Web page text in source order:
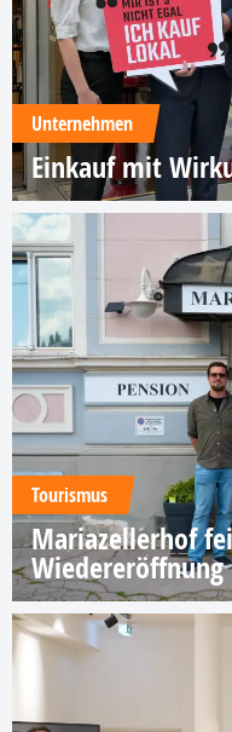
Unternehmen
Einkauf mit
Tourismus
Mariazellerhof
Wiedereröffnung